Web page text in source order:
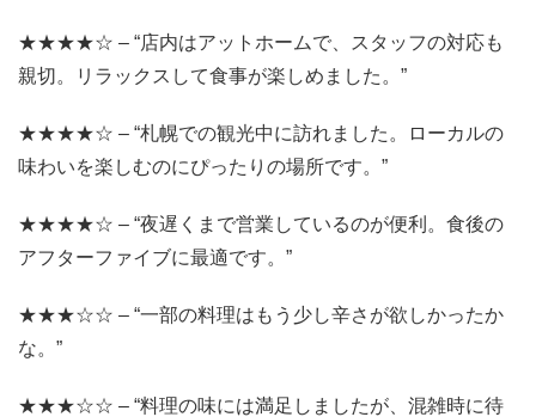
★★★★☆ – “店内はアットホームで、スタッフの対応も
親切。リラックスして食事が楽しめました。”
★★★★☆ – “札幌での観光中に訪れました。ローカルの
味わいを楽しむのにぴったりの場所です。”
★★★★☆ – “夜遅くまで営業しているのが便利。食後の
アフターファイブに最適です。”
★★★☆☆ – “一部の料理はもう少し辛さが欲しかったか
な。”
★★★☆☆ – “料理の味には満足しましたが、混雑時に待